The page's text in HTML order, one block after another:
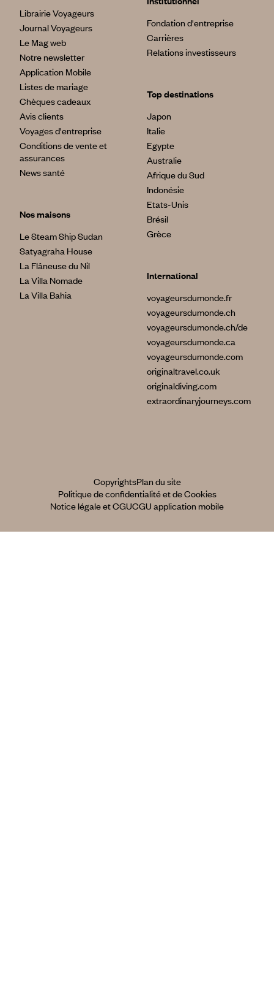
Librairie Voyageurs
Journal Voyageurs
Le Mag web
Notre newsletter
Application Mobile
Listes de mariage
Chèques cadeaux
Avis clients
Voyages d'entreprise
Conditions de vente et
assurances
News santé
Nos maisons
Le Steam Ship Sudan
Satyagraha House
La Flâneuse du Nil
La Villa Nomade
La Villa Bahia
Fondation d'entreprise
Carrières
Relations investisseurs
Top destinations
Japon
Italie
Egypte
Australie
Afrique du Sud
Indonésie
Etats-Unis
Brésil
Grèce
International
voyageursdumonde.fr
voyageursdumonde.ch
voyageursdumonde.ch/de
voyageursdumonde.ca
voyageursdumonde.com
originaltravel.co.uk
originaldiving.com
extraordinaryjourneys.com
CopyrightsPlan du site
Politique de confidentialité et de Cookies
Notice légale et CGUCGU application mobile